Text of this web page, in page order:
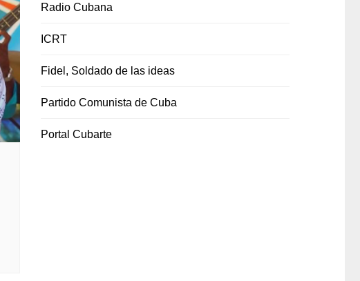
Radio Cubana
ICRT
Fidel, Soldado de las ideas
Partido Comunista de Cuba
Portal Cubarte